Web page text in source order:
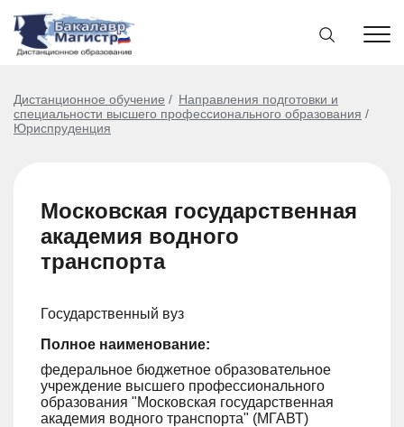
Дистанционное обучение
Направления подготовки и
специальности высшего профессионального образования
Юриспруденция
Московская государственная
академия водного
транспорта
Государственный вуз
Полное наименование:
федеральное бюджетное образовательное
учреждение высшего профессионального
образования "Московская государственная
академия водного транспорта" (МГАВТ)